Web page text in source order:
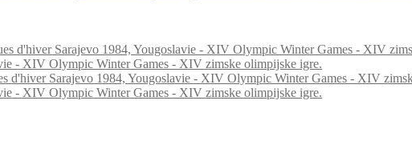
- XIV Olympic Winter Games - XIV zimske olimpijske igre.
- XIV Olympic Winter Games - XIV zimske olimpijske igre.